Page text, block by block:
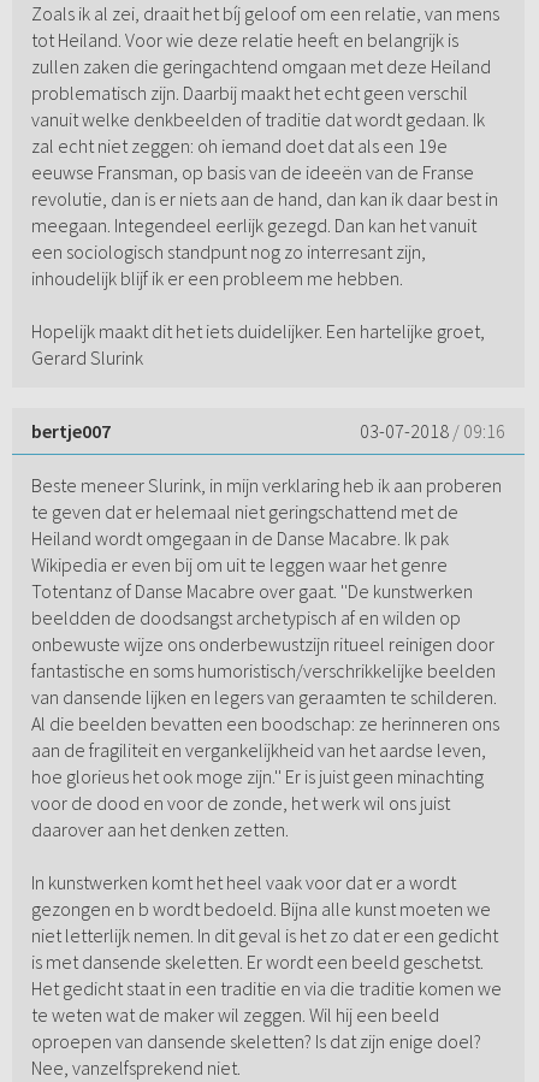
Zoals ik al zei, draait het bíj geloof om een relatie, van mens
tot Heiland. Voor wie deze relatie heeft en belangrijk is
zullen zaken die geringachtend omgaan met deze Heiland
problematisch zijn. Daarbij maakt het echt geen verschil
vanuit welke denkbeelden of traditie dat wordt gedaan. Ik
zal echt niet zeggen: oh iemand doet dat als een 19e
eeuwse Fransman, op basis van de ideeën van de Franse
revolutie, dan is er niets aan de hand, dan kan ik daar best in
meegaan. Integendeel eerlijk gezegd. Dan kan het vanuit
een sociologisch standpunt nog zo interresant zijn,
inhoudelijk blijf ik er een probleem me hebben.
Hopelijk maakt dit het iets duidelijker. Een hartelijke groet,
Gerard Slurink
bertje007 03-07-2018 / 09:16
Beste meneer Slurink, in mijn verklaring heb ik aan proberen
te geven dat er helemaal niet geringschattend met de
Heiland wordt omgegaan in de Danse Macabre. Ik pak
Wikipedia er even bij om uit te leggen waar het genre
Totentanz of Danse Macabre over gaat. ''De kunstwerken
beeldden de doodsangst archetypisch af en wilden op
onbewuste wijze ons onderbewustzijn ritueel reinigen door
fantastische en soms humoristisch/verschrikkelijke beelden
van dansende lijken en legers van geraamten te schilderen.
Al die beelden bevatten een boodschap: ze herinneren ons
aan de fragiliteit en vergankelijkheid van het aardse leven,
hoe glorieus het ook moge zijn.'' Er is juist geen minachting
voor de dood en voor de zonde, het werk wil ons juist
daarover aan het denken zetten.
In kunstwerken komt het heel vaak voor dat er a wordt
gezongen en b wordt bedoeld. Bijna alle kunst moeten we
niet letterlijk nemen. In dit geval is het zo dat er een gedicht
is met dansende skeletten. Er wordt een beeld geschetst.
Het gedicht staat in een traditie en via die traditie komen we
te weten wat de maker wil zeggen. Wil hij een beeld
oproepen van dansende skeletten? Is dat zijn enige doel?
Nee, vanzelfsprekend niet.